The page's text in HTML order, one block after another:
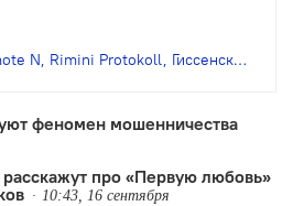
исполнилось 25
в прошлом году –
постановки,
N, Rimini Protokoll, Гиссенский университет
феномен мошенничества
про «Первую любовь»
10:43, 16 сентября